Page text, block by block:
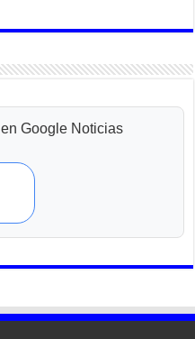
en Google Noticias